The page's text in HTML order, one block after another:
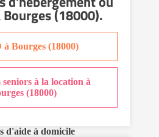
Nîmes
Orléans
Perpignan
Rennes
Saint-Etienne
Toulouse
Bourges (18000).
Bourges (18000)
seniors à la location à
(18000)
d'aide à domicile